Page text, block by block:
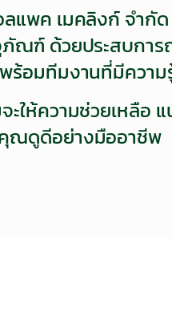
แพค เมคลิงก์ จำกั
ภัณฑ์ ด้วยประสบก
ร้อมทีมงานที่มีควา
ะให้ความช่วยเหลือ
ณดูดีอย่างมืออาชีพ